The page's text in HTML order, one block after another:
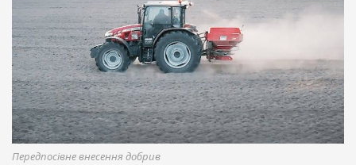
Передпосівне внесення добрив